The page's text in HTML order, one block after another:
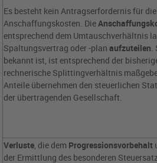
Es besteht kein Antragserfordernis für
Anschaffungskosten. Die
entsprechend dem Umtauschverhältnis
Spaltungsvertrag oder -planaufzuteilen.
bekannt ist, ist entsprechend der
rechnerische Splittingverhältnis
Anteile übernehmen den steuerlichen
der übertragenden Gesellschaft.
Verluste, die dem Progressionsvorbehalt
der Ermittlung des besonderen